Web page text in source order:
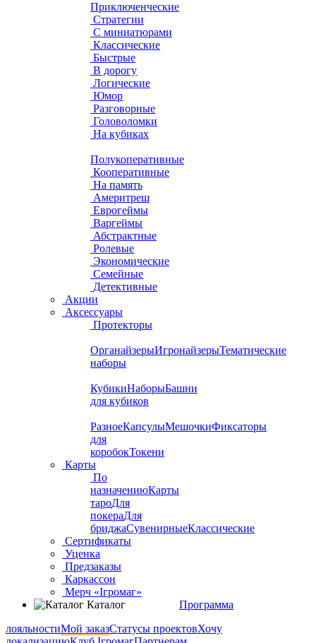
Приключенческие
Стратегии
С миниатюрами
Классические
Быстрые
В дорогу
Логические
Юмор
Разговорные
Головоломки
На кубиках
Полукоперативные
Кооперативные
На память
Америтреш
Еврогеймы
Варгеймы
Абстрактные
Ролевые
Экономические
Семейные
Детективные
Акции
Аксессуары
Протекторы
ОрганайзерыИгронайзерыТематические
наборы
КубикиНаборыБашни
для кубиков
РазноеКапсулыМешочкиФиксаторы
для
коробокТокени
Карты
По
назначениюКарты
тароДля
покераДля
бриджаСувенирныеКлассические
Сертификаты
Уценка
Предзаказы
Каркассон
Мерч «Ігромаг»
Каталог
Программа
лояльностиМой заказСтатусы проектовХочу